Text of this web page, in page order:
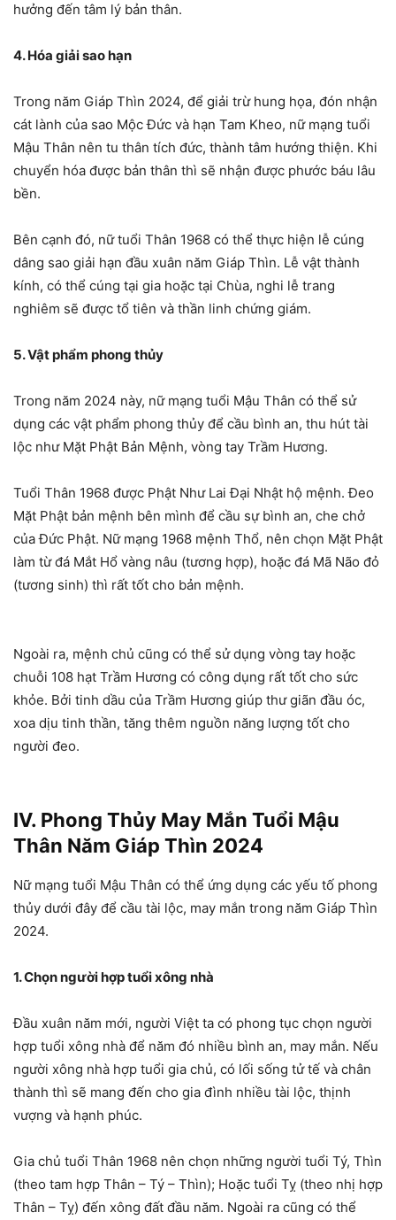
hưởng đến tâm lý bản thân.
4. Hóa giải sao hạn
Trong năm Giáp Thìn 2024, để giải trừ hung họa, đón nhận
cát lành của sao Mộc Đức và hạn Tam Kheo, nữ mạng tuổi
Mậu Thân nên tu thân tích đức, thành tâm hướng thiện. Khi
chuyển hóa được bản thân thì sẽ nhận được phước báu lâu
bền.
Bên cạnh đó, nữ tuổi Thân 1968 có thể thực hiện lễ cúng
dâng sao giải hạn đầu xuân năm Giáp Thìn. Lễ vật thành
kính, có thể cúng tại gia hoặc tại Chùa, nghi lễ trang
nghiêm sẽ được tổ tiên và thần linh chứng giám.
5. Vật phẩm phong thủy
Trong năm 2024 này, nữ mạng tuổi Mậu Thân có thể sử
dụng các vật phẩm phong thủy để cầu bình an, thu hút tài
lộc như Mặt Phật Bản Mệnh, vòng tay Trầm Hương.
Tuổi Thân 1968 được Phật Như Lai Đại Nhật hộ mệnh. Đeo
Mặt Phật bản mệnh bên mình để cầu sự bình an, che chở
của Đức Phật. Nữ mạng 1968 mệnh Thổ, nên chọn Mặt Phật
làm từ đá Mắt Hổ vàng nâu (tương hợp), hoặc đá Mã Não đỏ
(tương sinh) thì rất tốt cho bản mệnh.
Ngoài ra, mệnh chủ cũng có thể sử dụng vòng tay hoặc
chuỗi 108 hạt Trầm Hương có công dụng rất tốt cho sức
khỏe. Bởi tinh dầu của Trầm Hương giúp thư giãn đầu óc,
xoa dịu tinh thần, tăng thêm nguồn năng lượng tốt cho
người đeo.
IV. Phong Thủy May Mắn Tuổi Mậu
Thân Năm Giáp Thìn 2024
Nữ mạng tuổi Mậu Thân có thể ứng dụng các yếu tố phong
thủy dưới đây để cầu tài lộc, may mắn trong năm Giáp Thìn
2024.
1. Chọn người hợp tuổi xông nhà
Đầu xuân năm mới, người Việt ta có phong tục chọn người
hợp tuổi xông nhà để năm đó nhiều bình an, may mắn. Nếu
người xông nhà hợp tuổi gia chủ, có lối sống tử tế và chân
thành thì sẽ mang đến cho gia đình nhiều tài lộc, thịnh
vượng và hạnh phúc.
Gia chủ tuổi Thân 1968 nên chọn những người tuổi Tý, Thìn
(theo tam hợp Thân – Tý – Thìn); Hoặc tuổi Tỵ (theo nhị hợp
Thân – Tỵ) đến xông đất đầu năm. Ngoài ra cũng có thể